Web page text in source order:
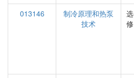
013146
制冷原理和热泵
技术
选
修